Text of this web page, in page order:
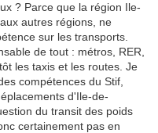
? Parce que la région Ile-
autres régions, ne
sur les transports.
de tout : métros, RER,
les taxis et les routes. Je
compétences du Stif,
d'Ile-de-
du transit des poids
certainement pas en